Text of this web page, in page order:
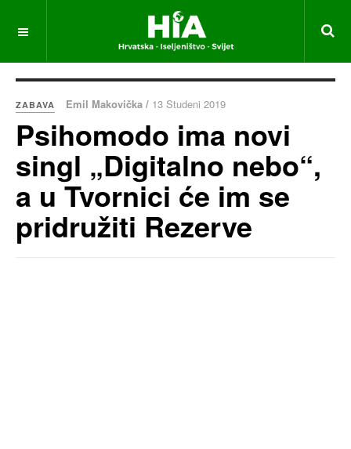
ZABAVA Emil Makovička / 13 Studeni 2019
Psihomodo ima novi
singl „Digitalno nebo“,
a u Tvornici će im se
pridružiti Rezerve